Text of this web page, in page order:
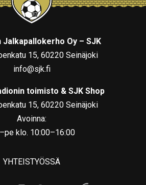
Jalkapallokerho Oy – SJK
15, 60220 Seinäjoki
info@sjk.fi
toimisto & SJK Shop
15, 60220 Seinäjoki
Avoinna:
klo. 10:00–16:00
YHTEISTYÖSSÄ